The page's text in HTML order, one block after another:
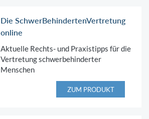
Die SchwerBehindertenVertretung
online
Aktuelle Rechts- und Praxistipps für die
Vertretung schwerbehinderter
Menschen
ZUM PRODUKT